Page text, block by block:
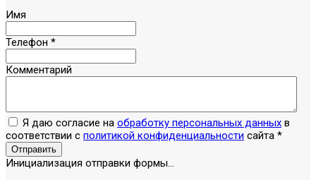
Имя
Телефон *
Комментарий
Я даю согласие на обработку персональных данных в
соответствии с политикой конфиденциальности сайта *
Отправить
Инициализация отправки формы...